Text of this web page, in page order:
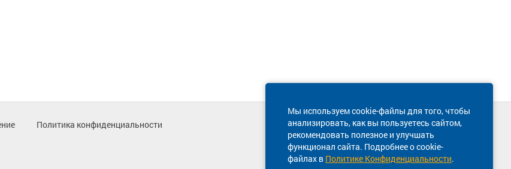
Мы используем cookie-файлы для того, чтобы
анализировать, как вы пользуетесь сайтом,
рекомендовать полезное и улучшать
функционал сайта. Подробнее о cookie-
файлах в Политике Конфиденциальности.
Политика конфиденциальности
Техническая поддержка сайта
8 800 600-03-38